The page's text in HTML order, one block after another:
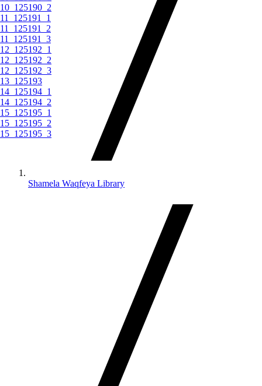
Shamela Waqfeya Library
10_125190_2
11_125191_1
11_125191_2
11_125191_3
12_125192_1
12_125192_2
12_125192_3
13_125193
14_125194_1
14_125194_2
15_125195_1
15_125195_2
15_125195_3